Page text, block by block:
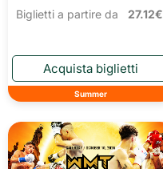
Biglietti a partire da 27.12€
Summer